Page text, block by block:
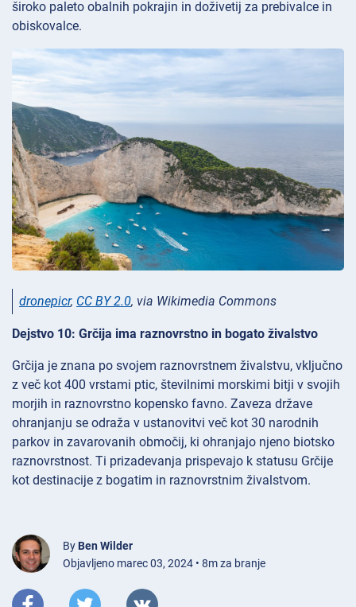
široko paleto obalnih pokrajin in doživetij za prebivalce in
obiskovalce.
dronepicr, CC BY 2.0, via Wikimedia Commons
Dejstvo 10: Grčija ima raznovrstno in bogato živalstvo
Grčija je znana po svojem raznovrstnem živalstvu, vključno
z več kot 400 vrstami ptic, številnimi morskimi bitji v svojih
morjih in raznovrstno kopensko favno. Zaveza države
ohranjanju se odraža v ustanovitvi več kot 30 narodnih
parkov in zavarovanih območij, ki ohranjajo njeno biotsko
raznovrstnost. Ti prizadevanja prispevajo k statusu Grčije
kot destinacije z bogatim in raznovrstnim živalstvom.
By Ben Wilder
Objavljeno marec 03, 2024 • 8m za branje